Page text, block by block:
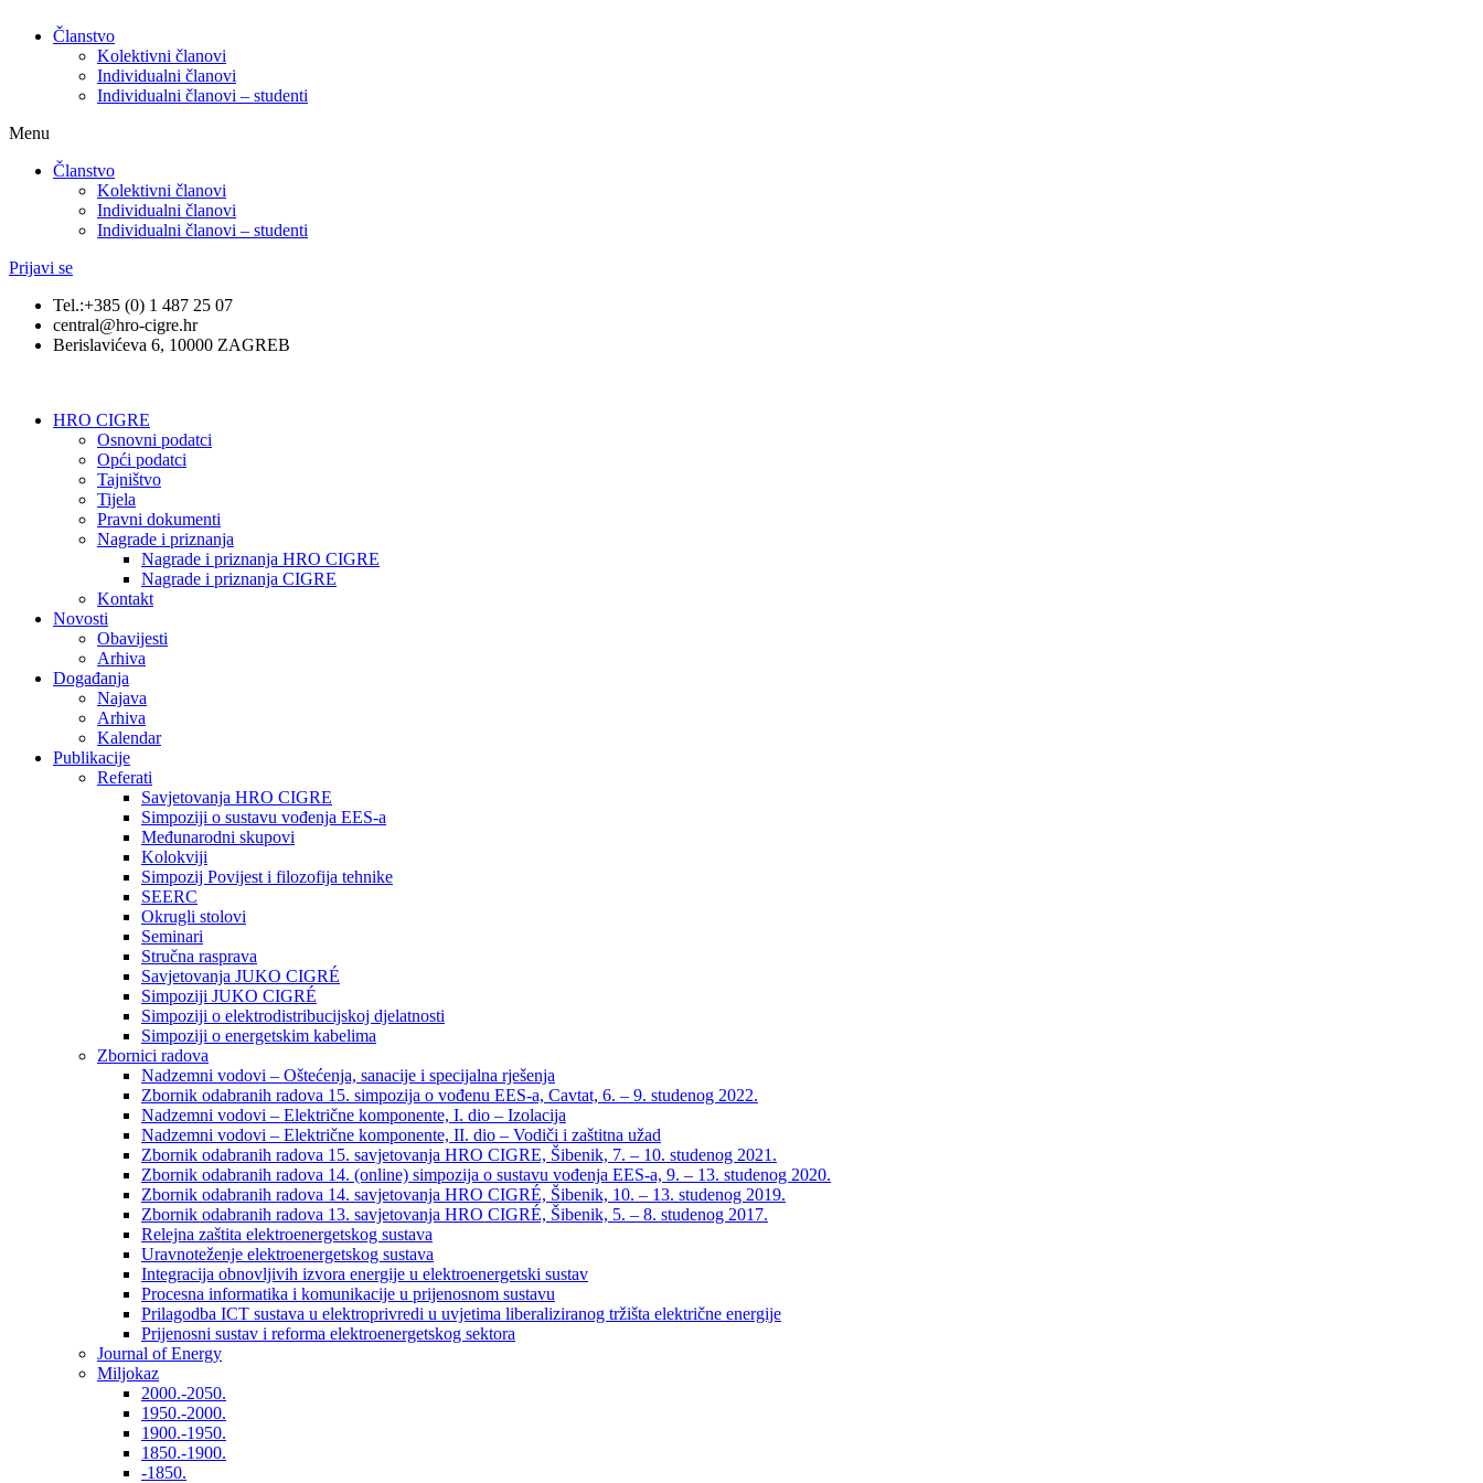
Članstvo
Kolektivni članovi
Individualni članovi
Individualni članovi – studenti
Menu
Članstvo
Kolektivni članovi
Individualni članovi
Individualni članovi – studenti
Prijavi se
Tel.:+385 (0) 1 487 25 07
central@hro-cigre.hr
Berislavićeva 6, 10000 ZAGREB
HRO CIGRE
Osnovni podatci​
Opći podatci
Tajništvo
Tijela
Pravni dokumenti
Nagrade i priznanja
Nagrade i priznanja HRO CIGRE
Nagrade i priznanja CIGRE
Kontakt
Novosti
Obavijesti
Arhiva
Događanja
Najava
Arhiva
Kalendar
Publikacije
Referati
Savjetovanja HRO CIGRE
Simpoziji o sustavu vođenja EES-a
Međunarodni skupovi
Kolokviji​
Simpozij Povijest i filozofija tehnike
SEERC
Okrugli stolovi
Seminari​
Stručna rasprava​
Savjetovanja JUKO CIGRÉ
Simpoziji JUKO CIGRÉ
Simpoziji o elektrodistribucijskoj djelatnosti
Simpoziji o energetskim kabelima
Zbornici radova
Nadzemni vodovi – Oštećenja, sanacije i specijalna rješenja
Zbornik odabranih radova 15. simpozija o vođenu EES-a, Cavtat, 6. – 9. studenog 2022.
Nadzemni vodovi – Električne komponente, I. dio – Izolacija
Nadzemni vodovi – Električne komponente, II. dio – Vodiči i zaštitna užad
Zbornik odabranih radova 15. savjetovanja HRO CIGRE, Šibenik, 7. – 10. studenog 2021.
Zbornik odabranih radova 14. (online) simpozija o sustavu vođenja EES-a, 9. – 13. studenog 2020.
Zbornik odabranih radova 14. savjetovanja HRO CIGRÉ, Šibenik, 10. – 13. studenog 2019.
Zbornik odabranih radova 13. savjetovanja HRO CIGRÉ, Šibenik, 5. – 8. studenog 2017.
Relejna zaštita elektroenergetskog sustava
Uravnoteženje elektroenergetskog sustava
Integracija obnovljivih izvora energije u elektroenergetski sustav
Procesna informatika i komunikacije u prijenosnom sustavu
Prilagodba ICT sustava u elektroprivredi u uvjetima liberaliziranog tržišta električne energije
Prijenosni sustav i reforma elektroenergetskog sektora
Journal of Energy
Miljokaz
2000.-2050.
1950.-2000.
1900.-1950.
1850.-1900.
-1850.